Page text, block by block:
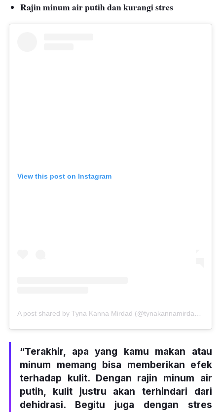
Rajin minum air putih dan kurangi stres
View this post on Instagram
“Terakhir, apa yang kamu makan atau
minum memang bisa memberikan efek
terhadap kulit. Dengan rajin minum air
putih, kulit justru akan terhindari dari
dehidrasi. Begitu juga dengan stres